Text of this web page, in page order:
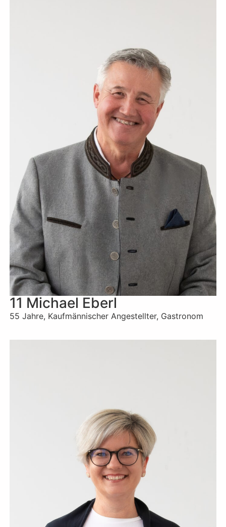
11 Michael Eberl
55 Jahre, Kaufmännischer Angestellter, Gastronom